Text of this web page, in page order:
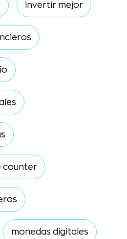
invertir mejor
counter
monedas digitales